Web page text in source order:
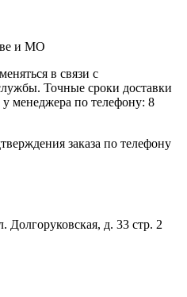
и МО
в связи с
Точные сроки доставки
у менеджера по телефону: 8
заказа по телефону
Долгоруковская, д. 33 стр. 2